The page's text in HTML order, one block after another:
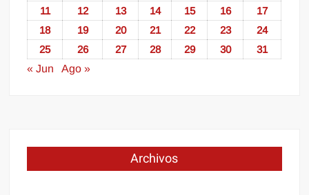
11
12 13 14 15 16
17
18
19 20 21 22 23
24
25
26 27 28 29 30
31
« Jun
Ago »
Archivos